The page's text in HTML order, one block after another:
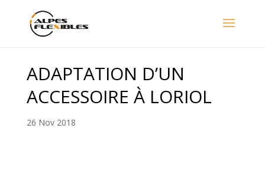
ADAPTATION D’UN
ACCESSOIRE À LORIOL
26 Nov 2018